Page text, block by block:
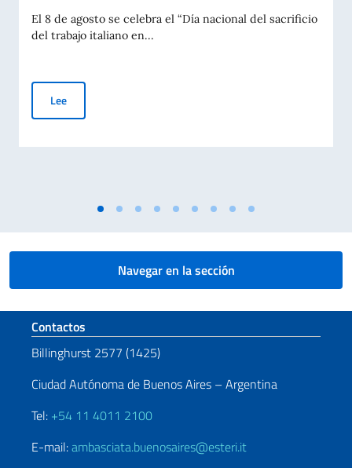
El 8 de agosto se celebra el “Día nacional del sacrificio
del trabajo italiano en...
LeeDía Nacional del Sacrificio del Trabajo Italiano en el Mundo
Navegar en la sección
Sezione footer
Contactos
Billinghurst 2577 (1425)
Ciudad Autónoma de Buenos Aires – Argentina
Tel: +54 11 4011 2100
E-mail:ambasciata.buenosaires@esteri.it